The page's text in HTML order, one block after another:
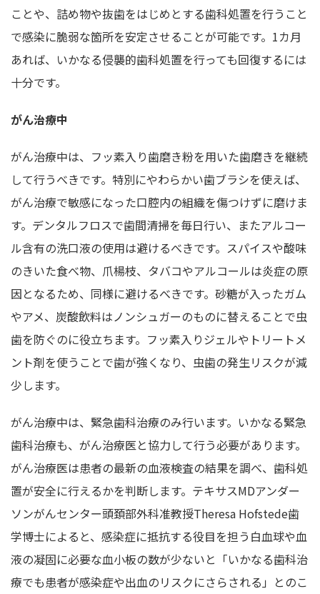
ことや、詰め物や抜歯をはじめとする歯科処置を行うこと
で感染に脆弱な箇所を安定させることが可能です。1カ月
あれば、いかなる侵襲的歯科処置を行っても回復するには
十分です。
がん治療中
がん治療中は、フッ素入り歯磨き粉を用いた歯磨きを継続
して行うべきです。特別にやわらかい歯ブラシを使えば、
がん治療で敏感になった口腔内の組織を傷つけずに磨けま
す。デンタルフロスで歯間清掃を毎日行い、またアルコー
ル含有の洗口液の使用は避けるべきです。スパイスや酸味
のきいた食べ物、爪楊枝、タバコやアルコールは炎症の原
因となるため、同様に避けるべきです。砂糖が入ったガム
やアメ、炭酸飲料はノンシュガーのものに替えることで虫
歯を防ぐのに役立ちます。フッ素入りジェルやトリートメ
ント剤を使うことで歯が強くなり、虫歯の発生リスクが減
少します。
がん治療中は、緊急歯科治療のみ行います。いかなる緊急
歯科治療も、がん治療医と協力して行う必要があります。
がん治療医は患者の最新の血液検査の結果を調べ、歯科処
置が安全に行えるかを判断します。テキサスMDアンダー
ソンがんセンター頭頚部外科准教授Theresa Hofstede歯
学博士によると、感染症に抵抗する役目を担う白血球や血
液の凝固に必要な血小板の数が少ないと「いかなる歯科治
療でも患者が感染症や出血のリスクにさらされる」とのこ